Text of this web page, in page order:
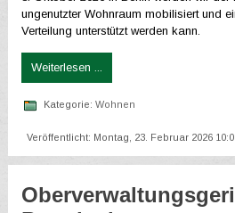
ungenutzter Wohnraum mobilisiert und
Verteilung unterstützt werden kann.
Weiterlesen ...
Kategorie:Wohnen
Veröffentlicht: Montag, 23. Februar 2026